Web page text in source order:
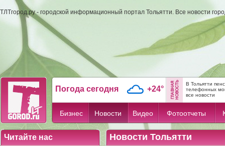
ТЛТгород.ру - городской информационный портал Тольятти. Все новости
Погода сегодня +24°
В Тольятти
телефонных
все новости
Бизнес Новости Видео Фотоотчеты
Читайте нас Новости Тольятти